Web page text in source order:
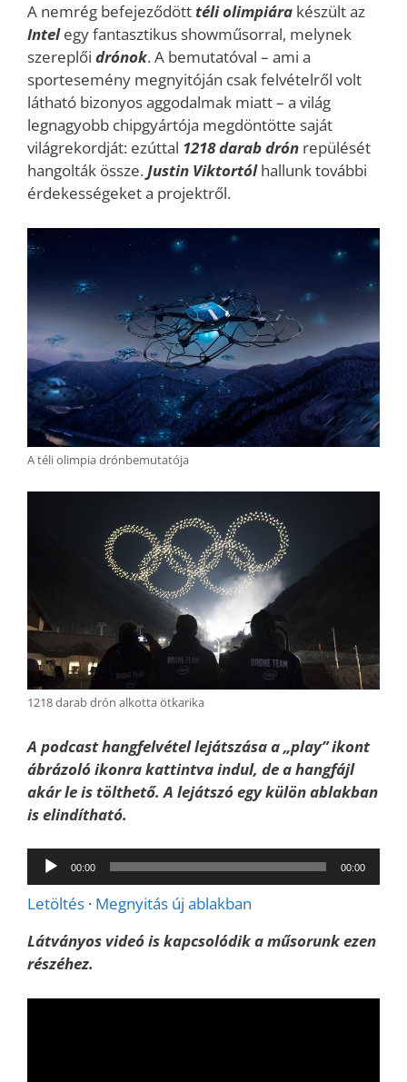
A nemrég befejeződött téli olimpiára készült az
Intel egy fantasztikus showműsorral, melynek
szereplői drónok. A bemutatóval – ami a
sportesemény megnyitóján csak felvételről volt
látható bizonyos aggodalmak miatt – a világ
legnagyobb chipgyártója megdöntötte saját
világrekordját: ezúttal 1218 darab drón repülését
hangolták össze.Justin Viktortól hallunk további
érdekességeket a projektről.
A téli olimpia drónbemutatója
1218 darab drón alkotta ötkarika
A podcast hangfelvétel lejátszása a „play” ikont
ábrázoló ikonra kattintva indul, de a hangfájl
akár le is tölthető. A lejátszó egy külön ablakban
is elindítható.
Audió
lejátszó
00:00 00:00
Letöltés · Megnyitás új ablakban
Látványos videó is kapcsolódik a műsorunk ezen
részéhez.